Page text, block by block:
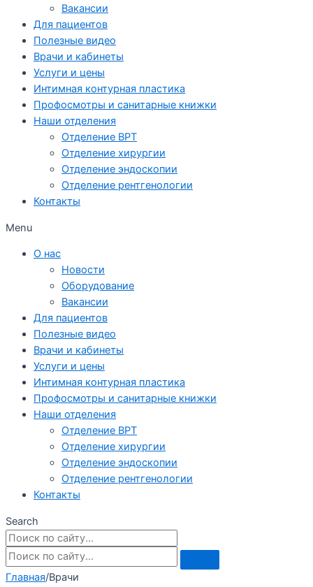
Вакансии
Для пациентов
Полезные видео
Врачи и кабинеты
Услуги и цены
Интимная контурная пластика
Профосмотры и санитарные книжки
Наши отделения
Отделение ВРТ
Отделение хирургии
Отделение эндоскопии
Отделение рентгенологии
Контакты
Menu
О нас
Новости
Оборудование
Вакансии
Для пациентов
Полезные видео
Врачи и кабинеты
Услуги и цены
Интимная контурная пластика
Профосмотры и санитарные книжки
Наши отделения
Отделение ВРТ
Отделение хирургии
Отделение эндоскопии
Отделение рентгенологии
Контакты
Search
Главная/Врачи